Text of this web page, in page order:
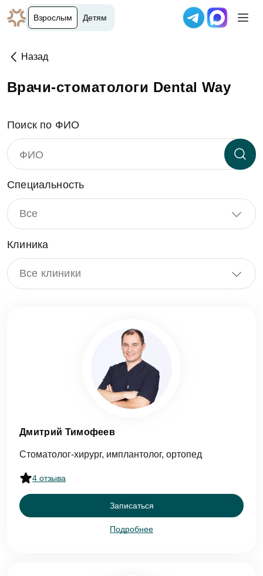
Взрослым Детям
Назад
Врачи-стоматологи Dental Way
Поиск по ФИО
Специальность
Все
Клиника
Все клиники
Дмитрий Тимофеев
Стоматолог-хирург, имплантолог, ортопед
4 отзыва
Записаться
Подробнее